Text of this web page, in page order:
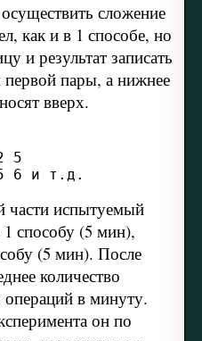
сложение
как и в 1 способе, но
и результат записать
пары, а нижнее
вверх.
6 и т.д.
части испытуемый
1 способу (5 мин),
(5 мин). После
количество
в минуту.
он по